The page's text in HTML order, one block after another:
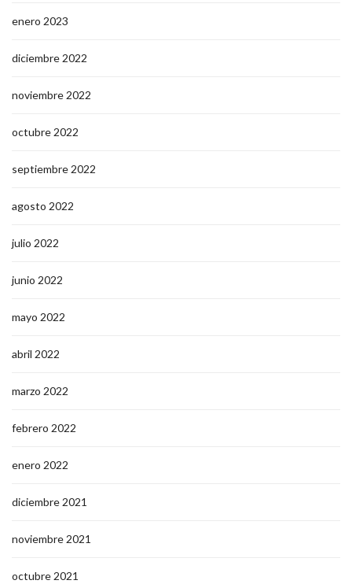
enero 2023
diciembre 2022
noviembre 2022
octubre 2022
septiembre 2022
agosto 2022
julio 2022
junio 2022
mayo 2022
abril 2022
marzo 2022
febrero 2022
enero 2022
diciembre 2021
noviembre 2021
octubre 2021